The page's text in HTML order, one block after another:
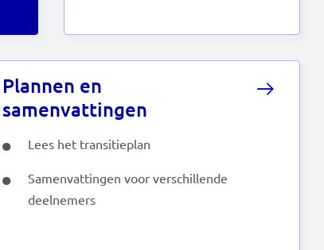
Plannen en
samenvattingen
Lees het transitieplan
Samenvattingen voor verschillende
deelnemers